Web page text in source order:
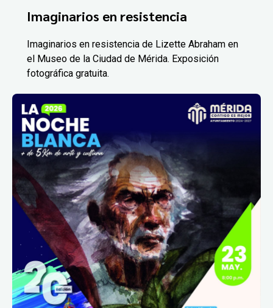
Imaginarios en resistencia
Imaginarios en resistencia de Lizette Abraham en
el Museo de la Ciudad de Mérida. Exposición
fotográfica gratuita.